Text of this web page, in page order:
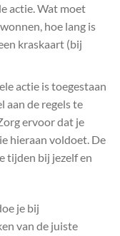
actie. Wat moet
hoe lang is
kraskaart (bij
actie is toegestaan
aan de regels te
ervoor dat je
hieraan voldoet. De
tijden bij jezelf en
je bij
van de juiste